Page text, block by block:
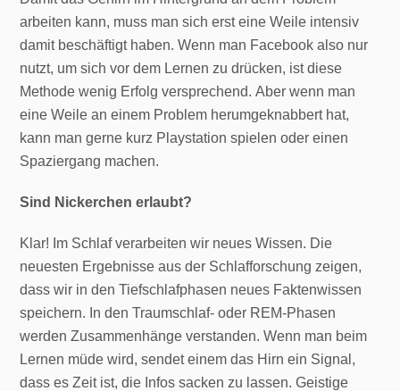
arbeiten kann, muss man sich erst eine Weile intensiv
damit beschäftigt haben. Wenn man Facebook also nur
nutzt, um sich vor dem Lernen zu drücken, ist diese
Methode wenig Erfolg versprechend. Aber wenn man
eine Weile an einem Problem herumgeknabbert hat,
kann man gerne kurz Playstation spielen oder einen
Spaziergang machen.
Sind Nickerchen erlaubt?
Klar! Im Schlaf verarbeiten wir neues Wissen. Die
neuesten Ergebnisse aus der Schlafforschung zeigen,
dass wir in den Tiefschlafphasen neues Faktenwissen
speichern. In den Traumschlaf- oder REM-Phasen
werden Zusammenhänge verstanden. Wenn man beim
Lernen müde wird, sendet einem das Hirn ein Signal,
dass es Zeit ist, die Infos sacken zu lassen. Geistige